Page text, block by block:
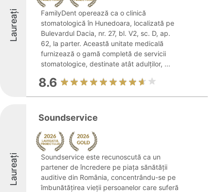
Laureați
FamilyDent operează ca o clinică
stomatologică în Hunedoara, localizată pe
Bulevardul Dacia, nr. 27, bl. V2, sc. D, ap.
62, la parter. Această unitate medicală
furnizează o gamă completă de servicii
stomatologice, destinate atât adulților, ...
8.6
Laureați
Soundservice
Soundservice este recunoscută ca un
partener de încredere pe piața sănătății
auditive din România, concentrându-se pe
îmbunătățirea vieții persoanelor care suferă